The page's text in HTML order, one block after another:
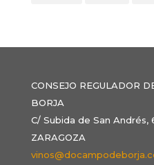
CONSEJO REGULADOR
BORJA
C/ Subida de San Andrés,
ZARAGOZA